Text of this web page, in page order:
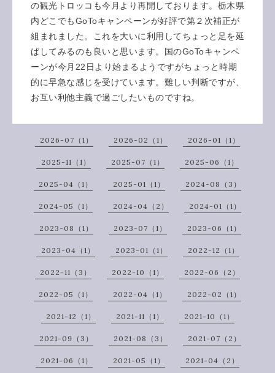
の観光トロッコも今月より再開しております。栃木県
内どこでもGoToキャンペーンが好評で第２次補正が
組まれました。これを大いに利用してちょっと足を延
ばしてみるのも良いと思います。国のGoToキャンペ
ーンが今月22日より始まるようですがちょっと時期
的に早急な感じを受けています。難しい判断ですが、
お互い利他主義で過ごしたいものですね。
2026-07（1） 2026-02（1） 2026-01（1）
2025-11（1） 2025-07（1） 2025-06（1）
2025-04（1） 2025-01（1） 2024-08（3）
2024-05（1） 2024-04（2） 2024-01（1）
2023-08（1） 2023-07（1） 2023-06（1）
2023-04（1） 2023-01（1） 2022-12（1）
2022-11（3） 2022-10（1） 2022-06（2）
2022-05（1） 2022-04（1） 2022-02（1）
2021-12（1） 2021-11（1） 2021-10（1）
2021-09（3） 2021-08（3） 2021-07（2）
2021-06（1） 2021-05（1） 2021-04（2）